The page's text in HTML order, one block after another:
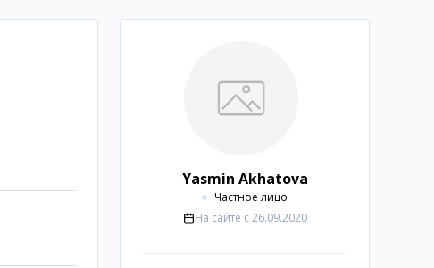
Yasmin Akhatova
Частное лицо
На сайте с 26.09.2020